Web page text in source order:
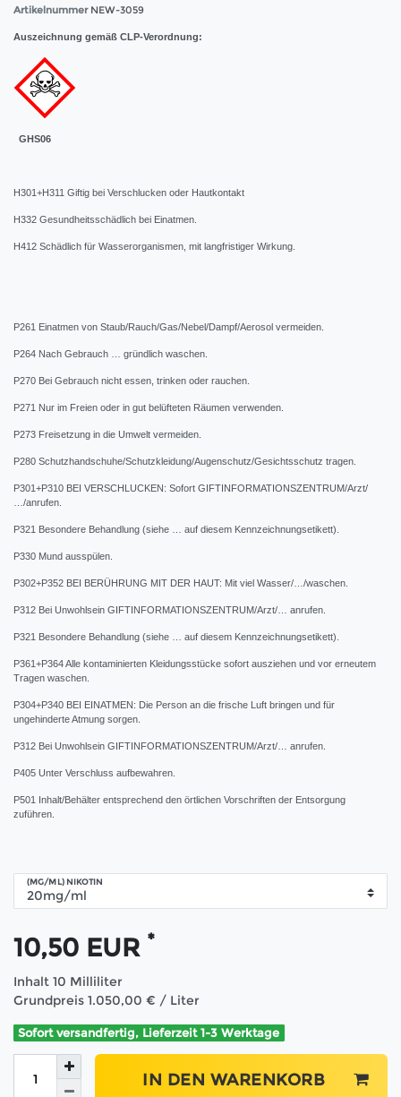
Artikelnummer NEW-3059
Auszeichnung gemäß CLP-Verordnung:
GHS06
H301+H311 Giftig bei Verschlucken oder Hautkontakt
H332 Gesundheitsschädlich bei Einatmen.
H412 Schädlich für Wasserorganismen, mit langfristiger Wirkung.
P261 Einatmen von Staub/Rauch/Gas/Nebel/Dampf/Aerosol vermeiden.
P264 Nach Gebrauch … gründlich waschen.
P270 Bei Gebrauch nicht essen, trinken oder rauchen.
P271 Nur im Freien oder in gut belüfteten Räumen verwenden.
P273 Freisetzung in die Umwelt vermeiden.
P280 Schutzhandschuhe/Schutzkleidung/Augenschutz/Gesichtsschutz tragen.
P301+P310 BEI VERSCHLUCKEN: Sofort GIFTINFORMATIONSZENTRUM/Arzt/
…/anrufen.
P321 Besondere Behandlung (siehe … auf diesem Kennzeichnungsetikett).
P330 Mund ausspülen.
P302+P352 BEI BERÜHRUNG MIT DER HAUT: Mit viel Wasser/…/waschen.
P312 Bei Unwohlsein GIFTINFORMATIONSZENTRUM/Arzt/… anrufen.
P321 Besondere Behandlung (siehe … auf diesem Kennzeichnungsetikett).
P361+P364 Alle kontaminierten Kleidungsstücke sofort ausziehen und vor erneutem
Tragen waschen.
P304+P340 BEI EINATMEN: Die Person an die frische Luft bringen und für
ungehinderte Atmung sorgen.
P312 Bei Unwohlsein GIFTINFORMATIONSZENTRUM/Arzt/… anrufen.
P405 Unter Verschluss aufbewahren.
P501 Inhalt/Behälter entsprechend den örtlichen Vorschriften der Entsorgung
zuführen.
(MG/ML) NIKOTIN
10,50 EUR *
Inhalt 10 Milliliter
Grundpreis 1.050,00 € / Liter
Sofort versandfertig, Lieferzeit 1-3 Werktage
IN DEN WARENKORB